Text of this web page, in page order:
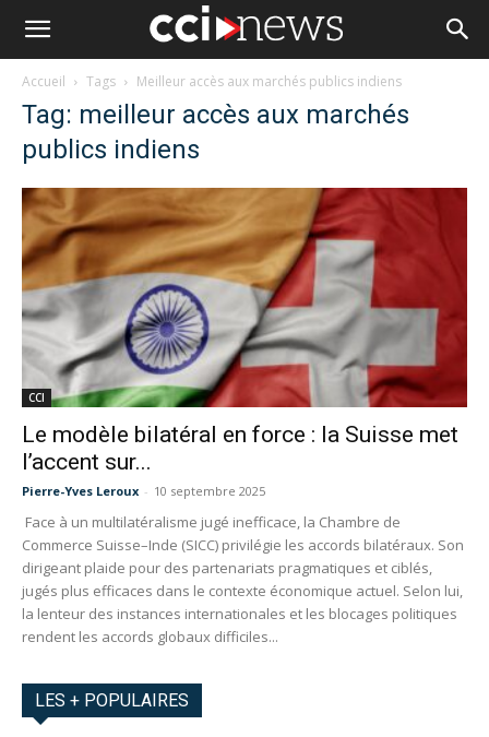
Accueil Tags Meilleur accès aux marchés publics indiens
Tag: meilleur accès aux marchés
publics indiens
CCI
Le modèle bilatéral en force : la Suisse met
l’accent sur...
Pierre-Yves Leroux - 10 septembre 2025
Face à un multilatéralisme jugé inefficace, la Chambre de
Commerce Suisse–Inde (SICC) privilégie les accords bilatéraux. Son
dirigeant plaide pour des partenariats pragmatiques et ciblés,
jugés plus efficaces dans le contexte économique actuel. Selon lui,
la lenteur des instances internationales et les blocages politiques
rendent les accords globaux difficiles...
LES + POPULAIRES